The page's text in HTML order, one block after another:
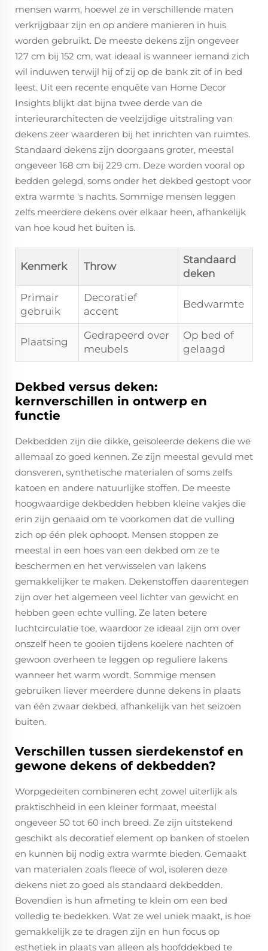
mensen warm, hoewel ze in verschillende maten
verkrijgbaar zijn en op andere manieren in huis
worden gebruikt. De meeste dekens zijn ongeveer
127 cm bij 152 cm, wat ideaal is wanneer iemand zich
wil induwen terwijl hij of zij op de bank zit of in bed
leest. Uit een recente enquête van Home Decor
Insights blijkt dat bijna twee derde van de
interieurarchitecten de veelzijdige uitstraling van
dekens zeer waarderen bij het inrichten van ruimtes.
Standaard dekens zijn doorgaans groter, meestal
ongeveer 168 cm bij 229 cm. Deze worden vooral op
bedden gelegd, soms onder het dekbed gestopt voor
extra warmte 's nachts. Sommige mensen leggen
zelfs meerdere dekens over elkaar heen, afhankelijk
van hoe koud het buiten is.
Kenmerk Throw
Standaard
deken
Primair
gebruik
Decoratief
accent
Bedwarmte
Plaatsing
Gedrapeerd over
meubels
Op bed of
gelaagd
Dekbed versus deken:
kernverschillen in ontwerp en
functie
Dekbedden zijn die dikke, geïsoleerde dekens die we
allemaal zo goed kennen. Ze zijn meestal gevuld met
donsveren, synthetische materialen of soms zelfs
katoen en andere natuurlijke stoffen. De meeste
hoogwaardige dekbedden hebben kleine vakjes die
erin zijn genaaid om te voorkomen dat de vulling
zich op één plek ophoopt. Mensen stoppen ze
meestal in een hoes van een dekbed om ze te
beschermen en het verwisselen van lakens
gemakkelijker te maken. Dekenstoffen daarentegen
zijn over het algemeen veel lichter van gewicht en
hebben geen echte vulling. Ze laten betere
luchtcirculatie toe, waardoor ze ideaal zijn om over
onszelf heen te gooien tijdens koelere nachten of
gewoon overheen te leggen op reguliere lakens
wanneer het warm wordt. Sommige mensen
gebruiken liever meerdere dunne dekens in plaats
van één zwaar dekbed, afhankelijk van het seizoen
buiten.
Verschillen tussen sierdekenstof en
gewone dekens of dekbedden?
Worpgedeiten combineren echt zowel uiterlijk als
praktischheid in een kleiner formaat, meestal
ongeveer 50 tot 60 inch breed. Ze zijn uitstekend
geschikt als decoratief element op banken of stoelen
en kunnen bij nodig extra warmte bieden. Gemaakt
van materialen zoals fleece of wol, isoleren deze
dekens niet zo goed als standaard dekbedden.
Bovendien is hun afmeting te klein om een bed
volledig te bedekken. Wat ze wel uniek maakt, is hoe
gemakkelijk ze te dragen zijn en hun focus op
esthetiek in plaats van alleen als hoofddekbed te